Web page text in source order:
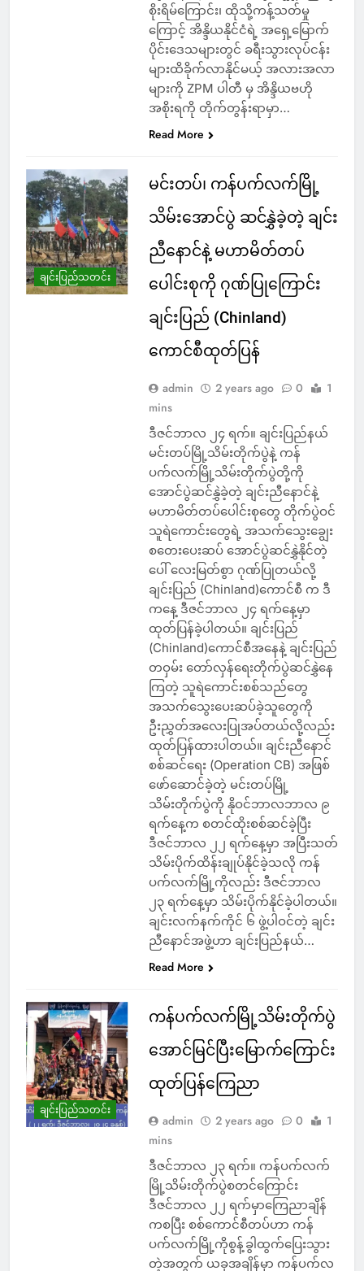
စိုးရိမ်ကြောင်း၊ ထိုသို့ကန့်သတ်မှု
ကြောင့် အိန္ဒိယနိုင်ငံရဲ့ အရှေ့မြောက်
ပိုင်းဒေသများတွင် ခရီးသွားလုပ်ငန်း
များထိခိုက်လာနိုင်မယ့် အလားအလာ
များကို ZPM ပါတီ မှ အိန္ဒိယဗဟို
အစိုးရကို တိုက်တွန်းရာမှာ…
Read More
ချင်းပြည်သတင်း
မင်းတပ်၊ ကန်ပက်လက်မြို့
သိမ်းအောင်ပွဲ ဆင်နွှဲခဲ့တဲ့ ချင်း
ညီနောင်နဲ့ မဟာမိတ်တပ်
ပေါင်းစုကို ဂုဏ်ပြုကြောင်း
ချင်းပြည် (Chinland)
ကောင်စီထုတ်ပြန်
admin 2 years ago 0
1
mins
ဒီဇင်ဘာလ ၂၄ ရက်။ ချင်းပြည်နယ်
မင်းတပ်မြို့သိမ်းတိုက်ပွဲနဲ့ ကန်
ပက်လက်မြို့သိမ်းတိုက်ပွဲတို့ကို
အောင်ပွဲဆင်နွှဲခဲ့တဲ့ ချင်းညီနောင်နဲ့
မဟာမိတ်တပ်ပေါင်းစုတွေ တိုက်ပွဲဝင်
သူရဲကောင်းတွေရဲ့ အသက်သွေးချွေး
စတေးပေးဆပ် အောင်ပွဲဆင်နွှဲနိုင်တဲ့
ပေါ် လေးမြတ်စွာ ဂုဏ်ပြုတယ်လို့
ချင်းပြည် (Chinland)ကောင်စီ က ဒီ
ကနေ့ ဒီဇင်ဘာလ ၂၄ ရက်နေ့မှာ
ထုတ်ပြန်ခဲ့ပါတယ်။ ချင်းပြည်
(Chinland)ကောင်စီအနေနဲ့ ချင်းပြည်
တဝှမ်း တော်လှန်ရေးတိုက်ပွဲဆင်နွှဲနေ
ကြတဲ့ သူရဲကောင်းစစ်သည်တွေ
အသက်သွေးပေးဆပ်ခဲ့သူတွေကို
ဦးညွှတ်အလေးပြုအပ်တယ်လို့လည်း
ထုတ်ပြန်ထားပါတယ်။ ချင်းညီနောင်
စစ်ဆင်ရေး (Operation CB) အဖြစ်
ဖော်ဆောင်ခဲ့တဲ့ မင်းတပ်မြို့
သိမ်းတိုက်ပွဲကို နိုဝင်ဘာလဘာလ ၉
ရက်နေ့က စတင်ထိုးစစ်ဆင်ခဲ့ပြီး
ဒီဇင်ဘာလ ၂၂ ရက်နေ့မှာ အပြီးသတ်
သိမ်းပိုက်ထိန်းချုပ်နိုင်ခဲ့သလို ကန်
ပက်လက်မြို့ကိုလည်း ဒီဇင်ဘာလ
၂၃ ရက်နေ့မှာ သိမ်းပိုက်နိုင်ခဲ့ပါတယ်။
ချင်းလက်နက်ကိုင် ၆ ဖွဲ့ပါဝင်တဲ့ ချင်း
ညီနောင်အဖွဲ့ဟာ ချင်းပြည်နယ်…
Read More
ချင်းပြည်သတင်း
ကန်ပက်လက်မြို့သိမ်းတိုက်ပွဲ
အောင်မြင်ပြီးမြောက်ကြောင်း
ထုတ်ပြန်ကြေညာ
admin 2 years ago 0
1
mins
ဒီဇင်ဘာလ ၂၃ ရက်။ ကန်ပက်လက်
မြို့သိမ်းတိုက်ပွဲစတင်ကြောင်း
ဒီဇင်ဘာလ ၂၂ ရက်မှာကြေညာချိန်
ကစပြီး စစ်ကောင်စီတပ်ဟာ ကန်
ပက်လက်မြို့ကိုစွန့်ခွါထွက်ပြေးသွား
တဲ့အတွက် ယခုအချိန်မှာ ကန်ပက်လ